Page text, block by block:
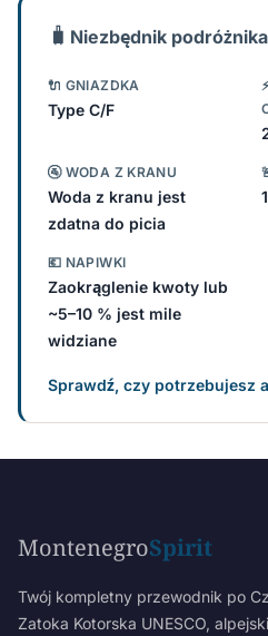
🧳 Niezbędnik
🔌 GNIAZDKA
Type C/F
🚰 WODA Z KRANU
Woda z kranu jest
zdatna do picia
💶 NAPIWKI
Zaokrąglenie kwoty lub
~5–10 % jest mile
widziane
Sprawdź, czy potrzebujesz
MontenegroSpirit
Twój kompletny przewodnik po
Zatoka Kotorska UNESCO,